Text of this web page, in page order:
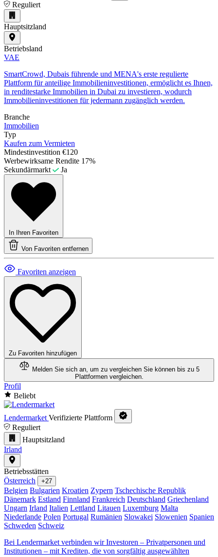
Reguliert
Hauptsitzland
Betriebsland
VAE
SmartCrowd, Dubais führende und MENA's erste regulierte
Plattform für anteilige Immobilieninvestitionen, ermöglicht es Ihnen,
in renditestarke Immobilien in Dubai zu investieren, wodurch
Immobilieninvestitionen für jedermann zugänglich werden.
Branche
Immobilien
Typ
Kaufen zum Vermieten
Mindestinvestition €120
Werbewirksame Rendite 17%
Sekundärmarkt
Ja
In Ihren Favoriten
Von Favoriten entfernen
Favoriten anzeigen
Zu Favoriten hinzufügen
Melden Sie sich an, um zu vergleichen Sie können bis zu 5
Plattformen vergleichen.
Profil
Beliebt
Lendermarket Verifizierte Plattform
Reguliert
Hauptsitzland
Irland
Betriebsstätten
Österreich
+27
Belgien Bulgarien Kroatien Zypern Tschechische Republik
Dänemark Estland Finnland Frankreich Deutschland Griechenland
Ungarn Irland Italien Lettland Litauen Luxemburg Malta
Niederlande Polen Portugal Rumänien Slowakei Slowenien Spanien
Schweden Schweiz
Bei Lendermarket verbinden wir Investoren – Privatpersonen und
Institutionen – mit Krediten, die von sorgfältig ausgewählten